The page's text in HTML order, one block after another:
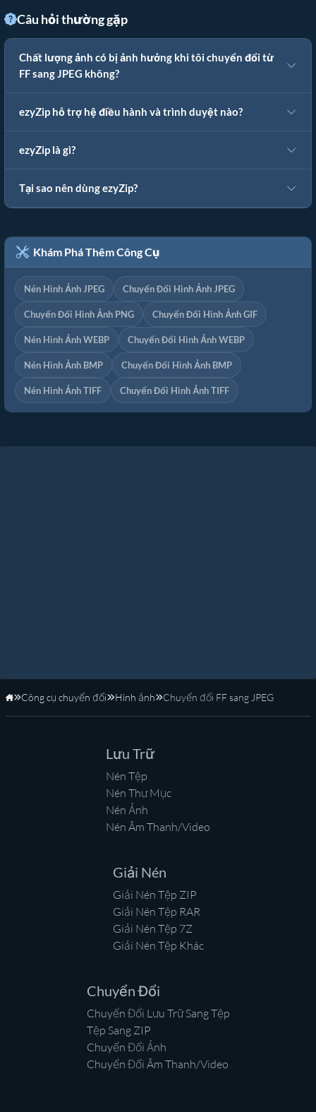
Câu hỏi thường gặp
Chất lượng ảnh có bị ảnh hưởng khi tôi chuyển đổi từ
FF sang JPEG không?
ezyZip hỗ trợ hệ điều hành và trình duyệt nào?
ezyZip là gì?
Tại sao nên dùng ezyZip?
Khám Phá Thêm Công Cụ
Nén Hình Ảnh JPEG Chuyển Đổi Hình Ảnh JPEG
Chuyển Đổi Hình Ảnh PNG Chuyển Đổi Hình Ảnh GIF
Nén Hình Ảnh WEBP Chuyển Đổi Hình Ảnh WEBP
Nén Hình Ảnh BMP Chuyển Đổi Hình Ảnh BMP
Nén Hình Ảnh TIFF Chuyển Đổi Hình Ảnh TIFF
Trang Chủ
Công cụ chuyển đổi Hình ảnh Chuyển đổi FF sang JPEG
Lưu Trữ
Nén Tệp
Nén Thư Mục
Nén Ảnh
Nén Âm Thanh/Video
Giải Nén
Giải Nén Tệp ZIP
Giải Nén Tệp RAR
Giải Nén Tệp 7Z
Giải Nén Tệp Khác
Chuyển Đổi
Chuyển Đổi Lưu Trữ Sang Tệp
Tệp Sang ZIP
Chuyển Đổi Ảnh
Chuyển Đổi Âm Thanh/Video